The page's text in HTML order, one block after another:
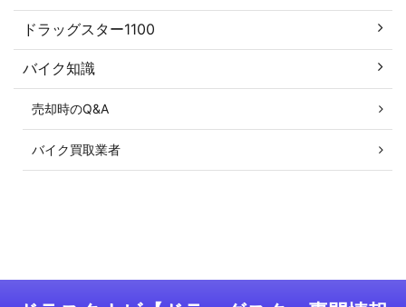
ドラッグスター1100
バイク知識
売却時のQ&A
バイク買取業者